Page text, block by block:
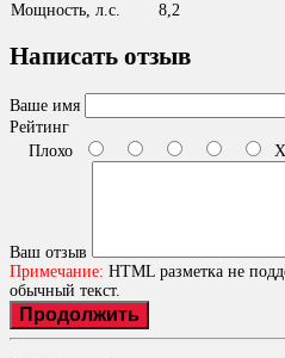
Мощность, л.с.
8,2
Написать отзыв
Ваше имя
Рейтинг
Плохо
Ваш отзыв
Примечание: HTML разметка не
обычный текст.
Продолжить